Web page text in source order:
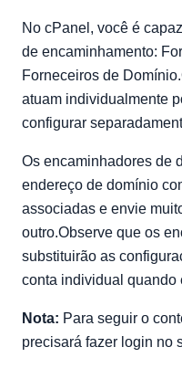
No cPanel, você é
de encaminhamento:
Forneceiros de
atuam individualmente
configurar
Os encaminhadores de
endereço de domínio
associadas e envie
outro.Observe que os
substituirão as
conta individual quando
Nota: Para seguir o
precisará fazer login no